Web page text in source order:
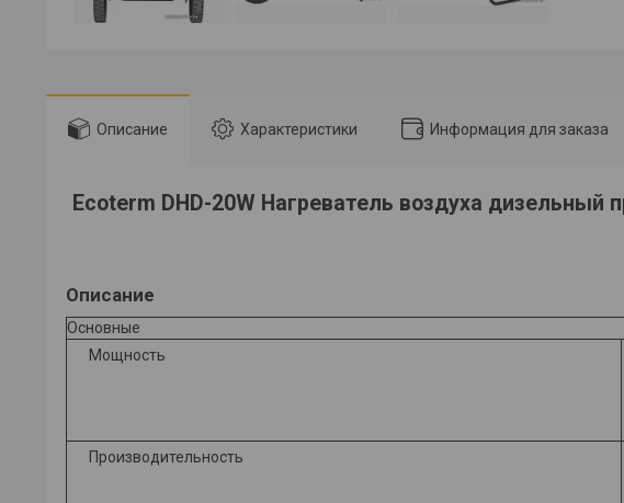
Описание Характеристики Информация для заказа
Ecoterm DHD-20W Нагреватель воздуха дизельный
Описание
Основные
Мощность
Производительность